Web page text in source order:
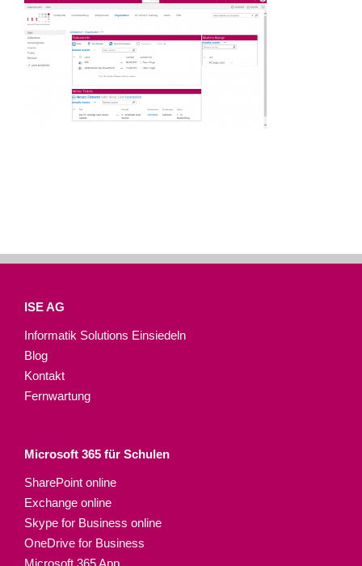
ISE AG
Informatik Solutions Einsiedeln
Blog
Kontakt
Fernwartung
Microsoft 365 für Schulen​
SharePoint online
Exchange online
Skype for Business online
OneDrive for Business
Microsoft 365 App